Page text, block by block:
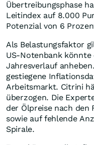
Übertreibungsphase
Leitindex auf 8.000
Potenzial von 6
Als Belastungsfaktor
US-Notenbank
Jahresverlauf
gestiegene
Arbeitsmarkt. Citrini
überzogen. Die
der Ölpreise nach
sowie auf fehlende
Spirale.